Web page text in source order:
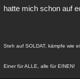
hatte mich schon auf
Steh auf SOLDAT, kämpfe wie
Einer für ALLE, alle für EINEN!